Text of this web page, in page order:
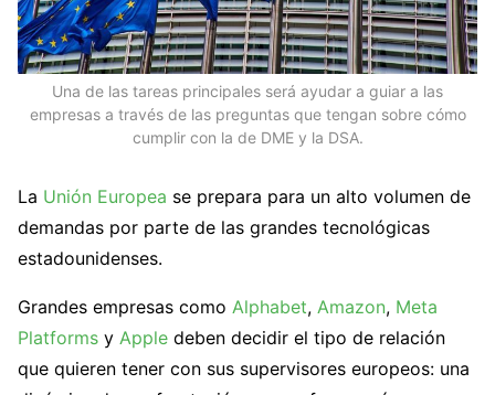
Una de las tareas principales será ayudar a guiar a las
empresas a través de las preguntas que tengan sobre cómo
cumplir con la de DME y la DSA.
La Unión Europea se prepara para un alto volumen de
demandas por parte de las grandes tecnológicas
estadounidenses.
Grandes empresas como Alphabet, Amazon, Meta
Platforms y Apple deben decidir el tipo de relación
que quieren tener con sus supervisores europeos: una